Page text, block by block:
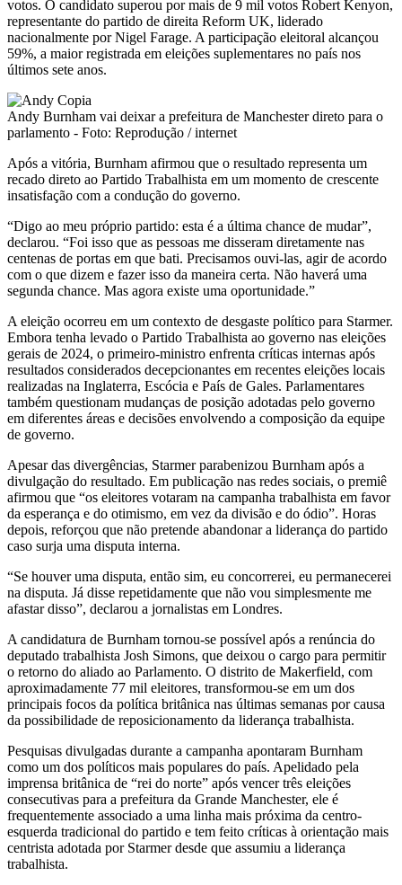
votos. O candidato superou por mais de 9 mil votos Robert Kenyon,
representante do partido de direita Reform UK, liderado
nacionalmente por Nigel Farage. A participação eleitoral alcançou
59%, a maior registrada em eleições suplementares no país nos
últimos sete anos.
Andy Burnham vai deixar a prefeitura de Manchester direto para o
parlamento - Foto: Reprodução / internet
Após a vitória, Burnham afirmou que o resultado representa um
recado direto ao Partido Trabalhista em um momento de crescente
insatisfação com a condução do governo.
“Digo ao meu próprio partido: esta é a última chance de mudar”,
declarou. “Foi isso que as pessoas me disseram diretamente nas
centenas de portas em que bati. Precisamos ouvi-las, agir de acordo
com o que dizem e fazer isso da maneira certa. Não haverá uma
segunda chance. Mas agora existe uma oportunidade.”
A eleição ocorreu em um contexto de desgaste político para Starmer.
Embora tenha levado o Partido Trabalhista ao governo nas eleições
gerais de 2024, o primeiro-ministro enfrenta críticas internas após
resultados considerados decepcionantes em recentes eleições locais
realizadas na Inglaterra, Escócia e País de Gales. Parlamentares
também questionam mudanças de posição adotadas pelo governo
em diferentes áreas e decisões envolvendo a composição da equipe
de governo.
Apesar das divergências, Starmer parabenizou Burnham após a
divulgação do resultado. Em publicação nas redes sociais, o premiê
afirmou que “os eleitores votaram na campanha trabalhista em favor
da esperança e do otimismo, em vez da divisão e do ódio”. Horas
depois, reforçou que não pretende abandonar a liderança do partido
caso surja uma disputa interna.
“Se houver uma disputa, então sim, eu concorrerei, eu permanecerei
na disputa. Já disse repetidamente que não vou simplesmente me
afastar disso”, declarou a jornalistas em Londres.
A candidatura de Burnham tornou-se possível após a renúncia do
deputado trabalhista Josh Simons, que deixou o cargo para permitir
o retorno do aliado ao Parlamento. O distrito de Makerfield, com
aproximadamente 77 mil eleitores, transformou-se em um dos
principais focos da política britânica nas últimas semanas por causa
da possibilidade de reposicionamento da liderança trabalhista.
Pesquisas divulgadas durante a campanha apontaram Burnham
como um dos políticos mais populares do país. Apelidado pela
imprensa britânica de “rei do norte” após vencer três eleições
consecutivas para a prefeitura da Grande Manchester, ele é
frequentemente associado a uma linha mais próxima da centro-
esquerda tradicional do partido e tem feito críticas à orientação mais
centrista adotada por Starmer desde que assumiu a liderança
trabalhista.